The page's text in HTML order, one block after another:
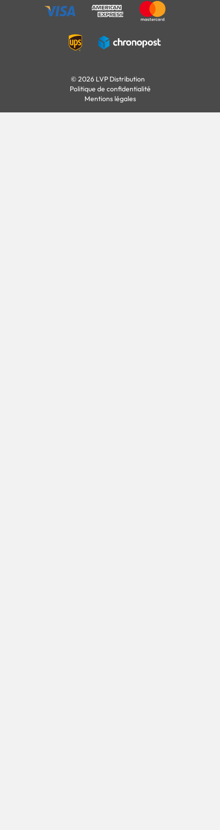
© 2026 LVP Distribution
Politique de confidentialité
Mentions légales